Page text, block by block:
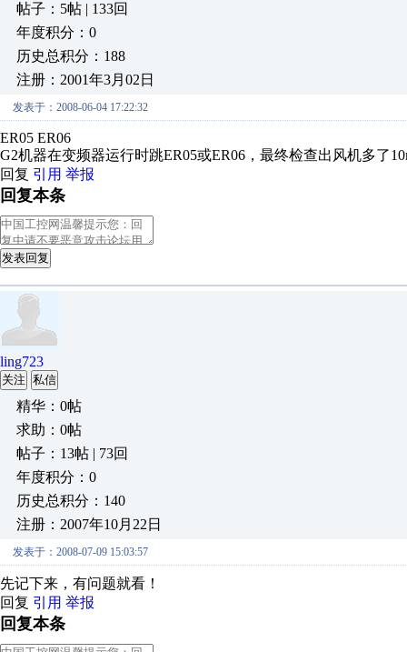
帖子：5帖 | 133回
年度积分：0
历史总积分：188
注册：2001年3月02日
发表于：2008-06-04 17:22:32
ER05 ER06
G2机器在变频器运行时跳ER05或ER06，最终检查出风机多了
回复 引用 举报
回复本条
发表回复
ling723
关注 私信
精华：0帖
求助：0帖
帖子：13帖 | 73回
年度积分：0
历史总积分：140
注册：2007年10月22日
发表于：2008-07-09 15:03:57
先记下来，有问题就看！
回复 引用 举报
回复本条